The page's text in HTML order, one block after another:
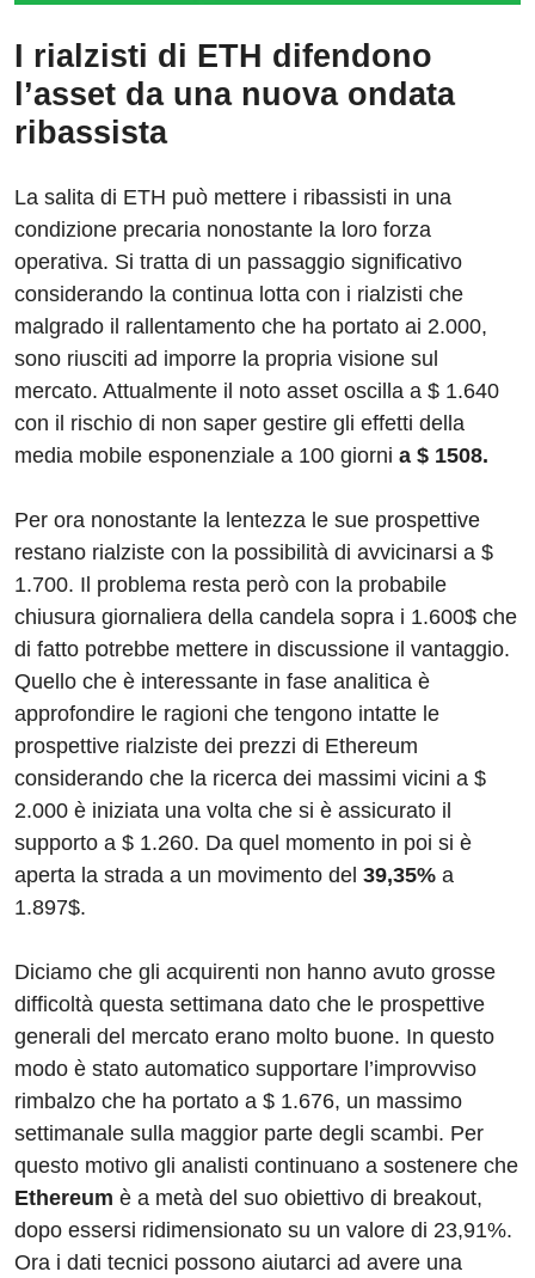
I rialzisti di ETH difendono
l’asset da una nuova ondata
ribassista
La salita di ETH può mettere i ribassisti in una
condizione precaria nonostante la loro forza
operativa. Si tratta di un passaggio significativo
considerando la continua lotta con i rialzisti che
malgrado il rallentamento che ha portato ai 2.000,
sono riusciti ad imporre la propria visione sul
mercato. Attualmente il noto asset oscilla a $ 1.640
con il rischio di non saper gestire gli effetti della
media mobile esponenziale a 100 giorni a $ 1508.
Per ora nonostante la lentezza le sue prospettive
restano rialziste con la possibilità di avvicinarsi a $
1.700. Il problema resta però con la probabile
chiusura giornaliera della candela sopra i 1.600$ che
di fatto potrebbe mettere in discussione il vantaggio.
Quello che è interessante in fase analitica è
approfondire le ragioni che tengono intatte le
prospettive rialziste dei prezzi di Ethereum
considerando che la ricerca dei massimi vicini a $
2.000 è iniziata una volta che si è assicurato il
supporto a $ 1.260. Da quel momento in poi si è
aperta la strada a un movimento del 39,35% a
1.897$.
Diciamo che gli acquirenti non hanno avuto grosse
difficoltà questa settimana dato che le prospettive
generali del mercato erano molto buone. In questo
modo è stato automatico supportare l’improvviso
rimbalzo che ha portato a $ 1.676, un massimo
settimanale sulla maggior parte degli scambi. Per
questo motivo gli analisti continuano a sostenere che
Ethereum è a metà del suo obiettivo di breakout,
dopo essersi ridimensionato su un valore di 23,91%.
Ora i dati tecnici possono aiutarci ad avere una